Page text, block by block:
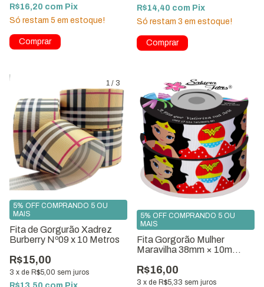
R$16,20 com Pix
Só restam 5 em estoque!
Comprar
R$14,40 com Pix
Só restam 3 em estoque!
1 / 3
Fita de Gorgurão Xadrez
Burberry Nº09 x 10 Metros
R$15,00
3 x de R$5,00 sem juros
5% OFF COMPRANDO 5 OU
MAIS
Fita Gorgorão Mulher
Maravilha 38mm × 10m
R$16,00
3 x de R$5,33 sem juros
5% OFF COMPRANDO 5 OU
MAIS